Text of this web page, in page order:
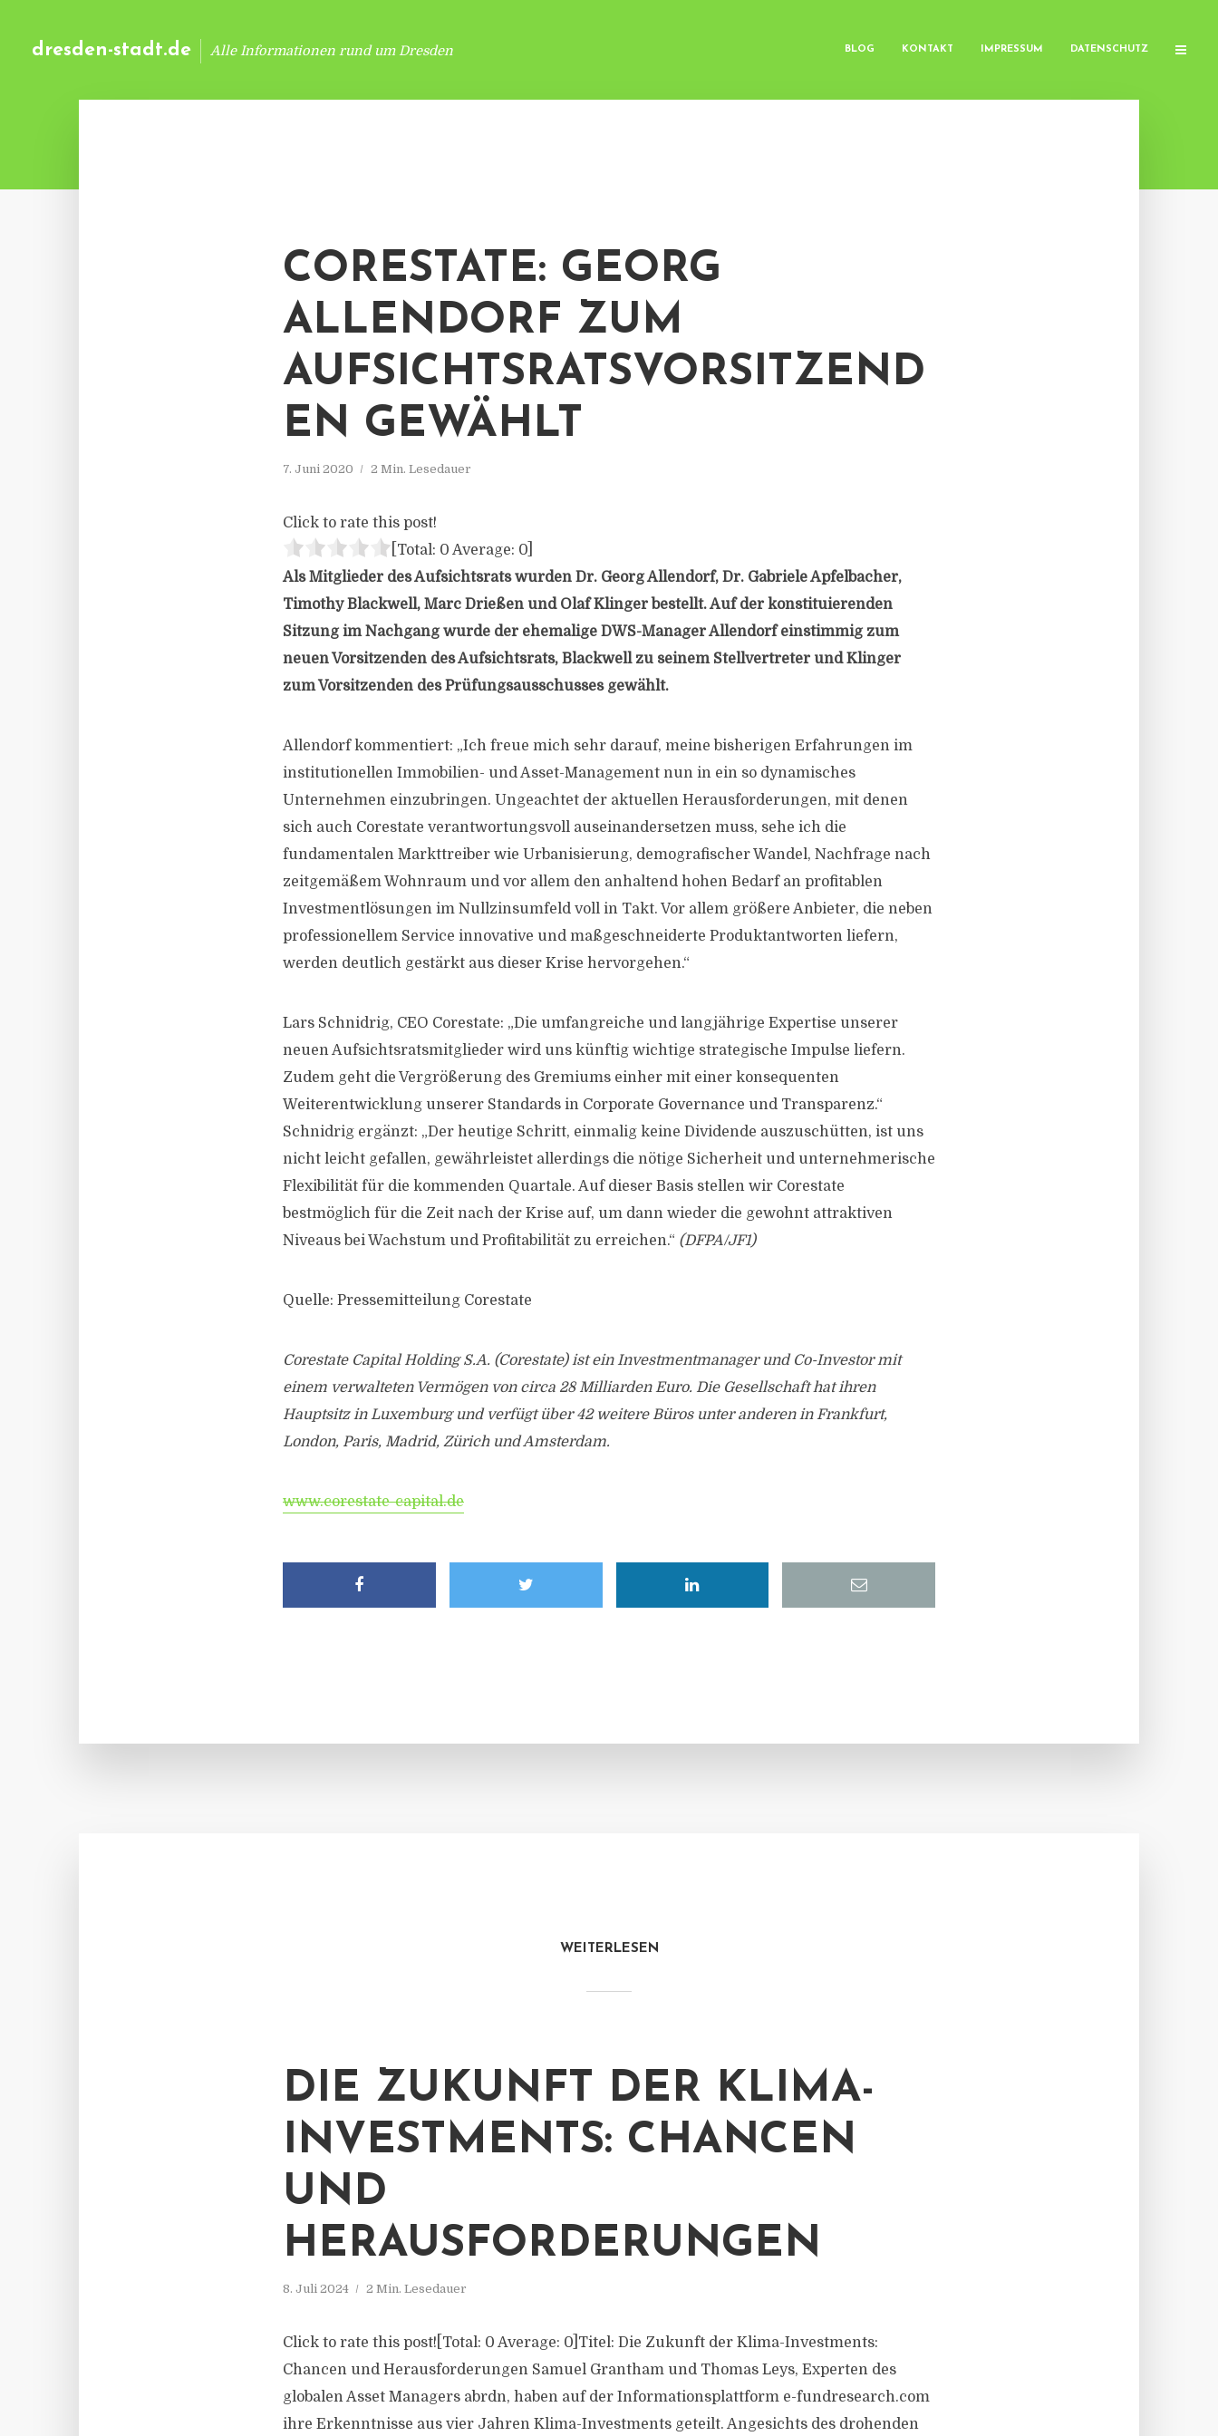
dresden-stadt.de Alle Informationen rund um Dresden BLOG KONTAKT IMPRESSUM DATENSCHUTZ
CORESTATE: GEORG
ALLENDORF ZUM
AUFSICHTSRATSVORSITZEND
EN GEWÄHLT
7. Juni 2020 2 Min. Lesedauer
Click to rate this post!
[Total: 0 Average: 0
Als Mitglieder des Aufsichtsrats wurden Dr. Georg Allendorf, Dr. Gabriele Apfelbacher,
Timothy Blackwell, Marc Drießen und Olaf Klinger bestellt. Auf der konstituierenden
Sitzung im Nachgang wurde der ehemalige DWS-Manager Allendorf einstimmig zum
neuen Vorsitzenden des Aufsichtsrats, Blackwell zu seinem Stellvertreter und Klinger
zum Vorsitzenden des Prüfungsausschusses gewählt.
Allendorf kommentiert: „Ich freue mich sehr darauf, meine bisherigen Erfahrungen im
institutionellen Immobilien- und Asset-Management nun in ein so dynamisches
Unternehmen einzubringen. Ungeachtet der aktuellen Herausforderungen, mit denen
sich auch Corestate verantwortungsvoll auseinandersetzen muss, sehe ich die
fundamentalen Markttreiber wie Urbanisierung, demografischer Wandel, Nachfrage nach
zeitgemäßem Wohnraum und vor allem den anhaltend hohen Bedarf an profitablen
Investmentlösungen im Nullzinsumfeld voll in Takt. Vor allem größere Anbieter, die neben
professionellem Service innovative und maßgeschneiderte Produktantworten liefern,
werden deutlich gestärkt aus dieser Krise hervorgehen.“
Lars Schnidrig, CEO Corestate: „Die umfangreiche und langjährige Expertise unserer
neuen Aufsichtsratsmitglieder wird uns künftig wichtige strategische Impulse liefern.
Zudem geht die Vergrößerung des Gremiums einher mit einer konsequenten
Weiterentwicklung unserer Standards in Corporate Governance und Transparenz.“
Schnidrig ergänzt: „Der heutige Schritt, einmalig keine Dividende auszuschütten, ist uns
nicht leicht gefallen, gewährleistet allerdings die nötige Sicherheit und unternehmerische
Flexibilität für die kommenden Quartale. Auf dieser Basis stellen wir Corestate
bestmöglich für die Zeit nach der Krise auf, um dann wieder die gewohnt attraktiven
Niveaus bei Wachstum und Profitabilität zu erreichen.“ (DFPA/JF1)
Quelle: Pressemitteilung Corestate
Corestate Capital Holding S.A. (Corestate) ist ein Investmentmanager und Co-Investor mit
einem verwalteten Vermögen von circa 28 Milliarden Euro. Die Gesellschaft hat ihren
Hauptsitz in Luxemburg und verfügt über 42 weitere Büros unter anderen in Frankfurt,
London, Paris, Madrid, Zürich und Amsterdam.
www.corestate-capital.de
WEITERLESEN
DIE ZUKUNFT DER KLIMA-
INVESTMENTS: CHANCEN
UND
HERAUSFORDERUNGEN
8. Juli 2024 2 Min. Lesedauer
Click to rate this post![Total: 0 Average: 0]Titel: Die Zukunft der Klima-Investments:
Chancen und Herausforderungen Samuel Grantham und Thomas Leys, Experten des
globalen Asset Managers abrdn, haben auf der Informationsplattform e-fundresearch.com
ihre Erkenntnisse aus vier Jahren Klima-Investments geteilt. Angesichts des drohenden